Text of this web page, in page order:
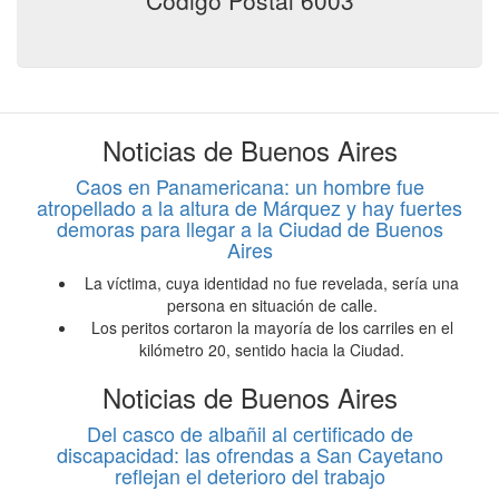
Noticias de Buenos Aires
Caos en Panamericana: un hombre fue
atropellado a la altura de Márquez y hay fuertes
demoras para llegar a la Ciudad de Buenos
Aires
La víctima, cuya identidad no fue revelada, sería una
persona en situación de calle.
Los peritos cortaron la mayoría de los carriles en el
kilómetro 20, sentido hacia la Ciudad.
Noticias de Buenos Aires
Del casco de albañil al certificado de
discapacidad: las ofrendas a San Cayetano
reflejan el deterioro del trabajo